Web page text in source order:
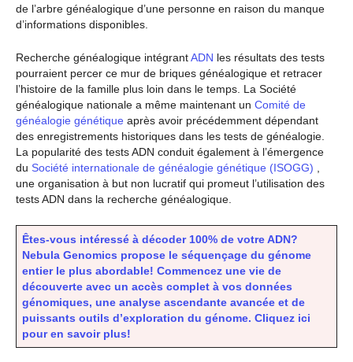
de l’arbre généalogique d’une personne en raison du manque
d’informations disponibles.
Recherche généalogique intégrantADN les résultats des tests
pourraient percer ce mur de briques généalogique et retracer
l’histoire de la famille plus loin dans le temps. La Société
généalogique nationale a même maintenant un Comité de
généalogie génétique après avoir précédemment dépendant
des enregistrements historiques dans les tests de généalogie.
La popularité des tests ADN conduit également à l’émergence
du Société internationale de généalogie génétique (ISOGG) ,
une organisation à but non lucratif qui promeut l’utilisation des
tests ADN dans la recherche généalogique.
Êtes-vous intéressé à décoder 100% de votre ADN?
Nebula Genomics propose le séquençage du génome
entier le plus abordable! Commencez une vie de
découverte avec un accès complet à vos données
génomiques, une analyse ascendante avancée et de
puissants outils d’exploration du génome. Cliquez ici
pour en savoir plus!